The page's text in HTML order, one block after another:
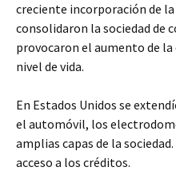
creciente incorporación de
consolidaron la sociedad de
provocaron el aumento de
nivel de vida.
En Estados Unidos se
el automóvil, los
amplias capas de la
acceso a los créditos.